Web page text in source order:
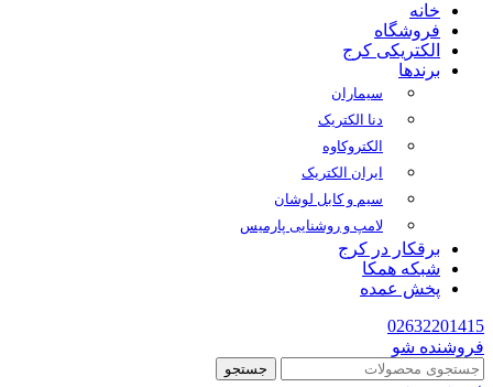
خانه
فروشگاه
الکتریکی کرج
برندها
سیماران
دنا الکتریک
الکتروکاوه
ایران الکتریک
سیم و کابل لوشان
لامپ و روشنایی پارمیس
برقکار در کرج
شبکه همکا
پخش عمده
02632201415
فروشنده شو
جستجو